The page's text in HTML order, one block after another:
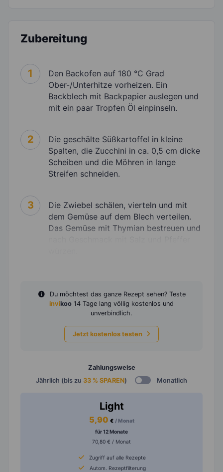
Zubereitung
1
Den Backofen auf 180 °C Grad
Ober-/Unterhitze vorheizen. Ein
Backblech mit Backpapier auslegen und
mit ein paar Tropfen Öl einpinseln.
2
Die geschälte Süßkartoffel in kleine
Spalten, die Zucchini in ca. 0,5 cm dicke
Scheiben und die Möhren in lange
Streifen schneiden.
3
Die Zwiebel schälen, vierteln und mit
dem Gemüse auf dem Blech verteilen.
Das Gemüse mit Thymian bestreuen und
Du möchtest das ganze Rezept sehen? Teste
invikoo 14 Tage lang völlig kostenlos und
unverbindlich.
Jetzt kostenlos testen
Zahlungsweise
Jährlich (bis zu 33 % SPAREN) Monatlich
Light
5,90 € / Monat
für 12 Monate
70,80 € / Monat
Zugriff auf alle Rezepte
Autom. Rezeptfilterung